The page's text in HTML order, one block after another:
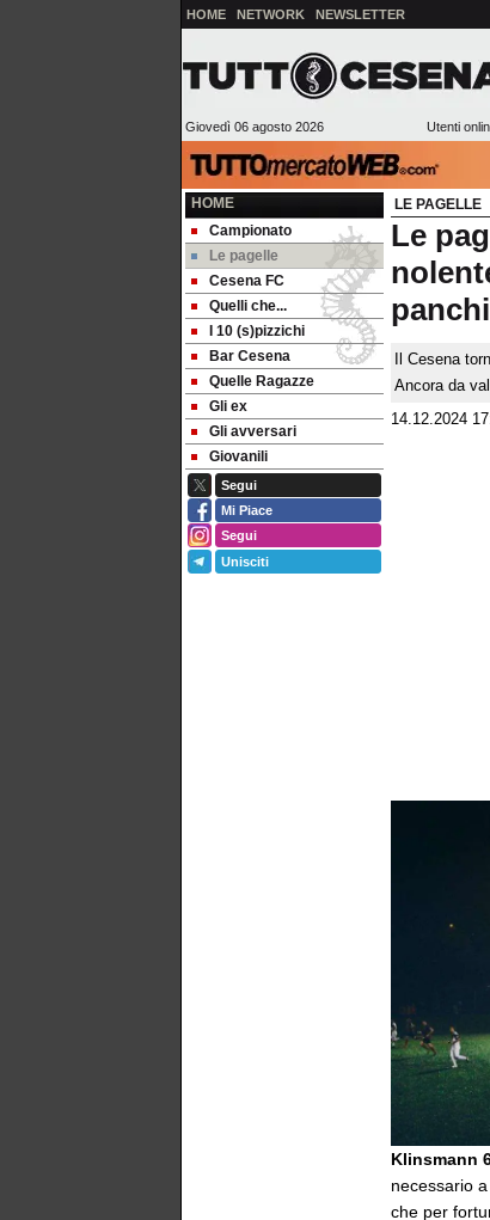
HOME NETWORK NEWSLETTER
Giovedì 06 agosto 2026 Utenti
HOME
Campionato
Le pagelle
Cesena FC
Quelli che...
I 10 (s)pizzichi
Bar Cesena
Quelle Ragazze
Gli ex
Gli avversari
Giovanili
Segui
Mi Piace
Segui
Unisciti
LE PAGELLE
Le
Il Cesena
Ancora da
14.12.2024
Klinsmann
necessario
che per